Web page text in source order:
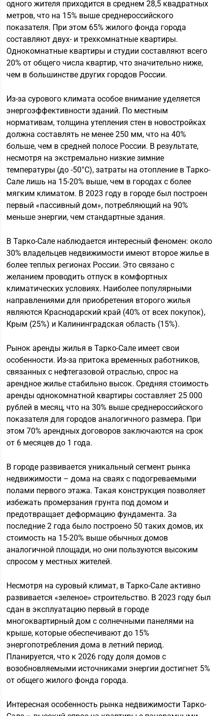
одного жителя приходится в среднем 28,5 квадратных
метров, что на 15% выше среднероссийского
показателя. При этом 65% жилого фонда города
составляют двух- и трехкомнатные квартиры.
Однокомнатные квартиры и студии составляют всего
20% от общего числа квартир, что значительно ниже,
чем в большинстве других городов России.
Из-за сурового климата особое внимание уделяется
энергоэффективности зданий. По местным
нормативам, толщина утепления стен в новостройках
должна составлять не менее 250 мм, что на 40%
больше, чем в средней полосе России. В результате,
несмотря на экстремально низкие зимние
температуры (до -50°C), затраты на отопление в Тарко-
Сале лишь на 15-20% выше, чем в городах с более
мягким климатом. В 2023 году в городе был построен
первый «пассивный дом», потребляющий на 90%
меньше энергии, чем стандартные здания.
В Тарко-Сале наблюдается интересный феномен: около
30% владельцев недвижимости имеют второе жилье в
более теплых регионах России. Это связано с
желанием проводить отпуск в комфортных
климатических условиях. Наиболее популярными
направлениями для приобретения второго жилья
являются Краснодарский край (40% от всех покупок),
Крым (25%) и Калининградская область (15%).
Рынок аренды жилья в Тарко-Сале имеет свои
особенности. Из-за притока временных работников,
связанных с нефтегазовой отраслью, спрос на
арендное жилье стабильно высок. Средняя стоимость
аренды однокомнатной квартиры составляет 25 000
рублей в месяц, что на 30% выше среднероссийского
показателя для городов аналогичного размера. При
этом 70% арендных договоров заключаются на срок
от 6 месяцев до 1 года.
В городе развивается уникальный сегмент рынка
недвижимости – дома на сваях с подогреваемыми
полами первого этажа. Такая конструкция позволяет
избежать промерзания грунта под домом и
предотвращает деформацию фундамента. За
последние 2 года было построено 50 таких домов, их
стоимость на 15-20% выше обычных домов
аналогичной площади, но они пользуются высоким
спросом у местных жителей.
Несмотря на суровый климат, в Тарко-Сале активно
развивается «зеленое» строительство. В 2023 году был
сдан в эксплуатацию первый в городе
многоквартирный дом с солнечными панелями на
крыше, которые обеспечивают до 15%
энергопотребления дома в летний период.
Планируется, что к 2026 году доля домов с
возобновляемыми источниками энергии достигнет 5%
от общего жилого фонда города.
Интересная особенность рынка недвижимости Тарко-